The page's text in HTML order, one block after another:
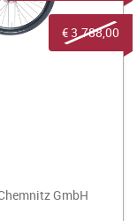
GmbH
€ 3.788,00